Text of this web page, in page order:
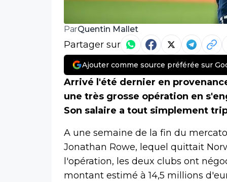
ParQuentin Mallet
Partager sur
Ajouter comme source préférée sur
Arrivé l'été dernier en
une très grosse opération en
Son salaire a tout simplement
A une semaine de la fin du
Jonathan Rowe, lequel quittait
l'opération, les deux clubs ont
montant estimé à 14,5 millions